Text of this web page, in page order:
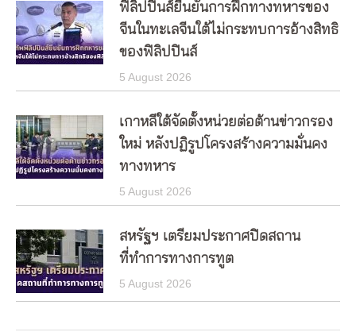
ฟิลิปปินส์ยืนยันการฝึกทางทหารของ
จีนในทะเลจีนใต้ไม่กระทบการอ้างสิทธิ
ของฟิลิปปินส์
5 August 2026
เกาหลีใต้จัดตั้งหน่วยต่อต้านข่าวกรอง
ใหม่ หลังปฏิรูปโครงสร้างความมั่นคง
ทางทหาร
5 August 2026
สหรัฐฯ เตรียมประกาศปิดสถาน
ที่ทำการทางการทูต
5 August 2026